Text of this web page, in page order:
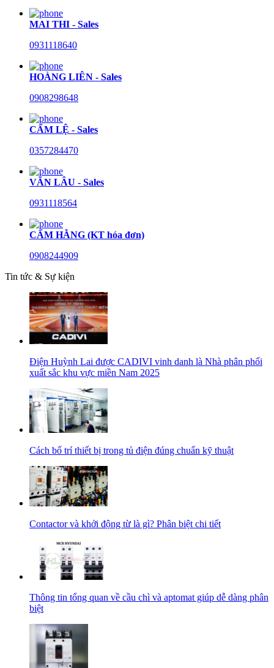
MAI THI - Sales
0931118640
HOÀNG LIÊN - Sales
0908298648
CẨM LỆ - Sales
0357284470
VĂN LÂU - Sales
0931118564
CẨM HẰNG (KT hóa đơn)
0908244909
Tin tức & Sự kiện
Điện Huỳnh Lai được CADIVI vinh danh là Nhà phân phối
xuất sắc khu vực miền Nam 2025
Cách bố trí thiết bị trong tủ điện đúng chuẩn kỹ thuật
Contactor và khởi động từ là gì? Phân biệt chi tiết
Thông tin tổng quan về cầu chì và aptomat giúp dễ dàng phân
biệt